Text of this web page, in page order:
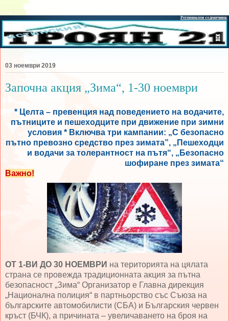
03 ноември 2019
Започна акция „Зима“, 1-30 ноември
* Целта – превенция над поведението на водачите,
пътниците и пешеходците при движение при зимни
условия * Включва три кампании: „С безопасно
пътно превозно средство през зимата”, „Пешеходци
и водачи за толерантност на пътя“, „Безопасно
шофиране през зимата“
Важно!
ОТ 1-ВИ ДО 30 НОЕМВРИ на територията на цялата
страна се провежда традиционната акция за пътна
безопасност „Зима“ Организатор е Главна дирекция
„Национална полиция“ в партньорство със Съюза на
българските автомобилисти (СБА) и Българския червен
кръст (БЧК), а причината – увеличаването на броя на